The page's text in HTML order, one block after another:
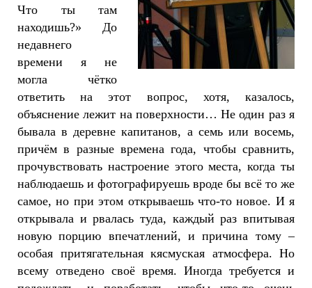
Что ты там
находишь?» До
недавнего
времени я не
могла чётко
ответить на этот вопрос, хотя, казалось,
объяснение лежит на поверхности… Не один раз я
бывала в деревне капитанов, а семь или восемь,
причём в разные времена года, чтобы сравнить,
прочувствовать настроение этого места, когда ты
наблюдаешь и фотографируешь вроде бы всё то же
самое, но при этом открываешь что-то новое. И я
открывала и рвалась туда, каждый раз впитывая
новую порцию впечатлений, и причина тому –
особая притягательная кясмуская атмосфера. Но
всему отведено своё время. Иногда требуется и